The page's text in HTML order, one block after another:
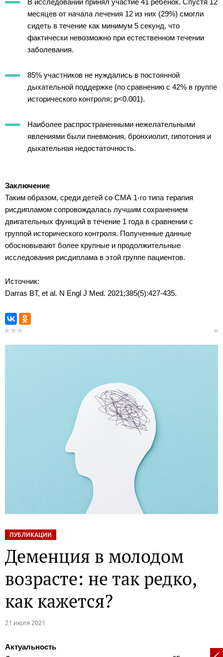
месяцев от начала лечения 12 из них (29%) смогли
сидеть в течение как минимум 5 секунд, что
фактически невозможно при естественном течении
заболевания.
85% участников не нуждались в постоянной
дыхательной поддержке (по сравнению с 42% в группе
исторического контроля; p<0.001).
Наиболее распространенными нежелательными
явлениями были пневмония, бронхиолит, гипотония и
дыхательная недостаточность.
Заключение
Таким образом, среди детей со СМА 1-го типа терапия
рисдипламом сопровождалась лучшим сохранением
двигательных функций в течение 1 года в сравнении с
группой исторического контроля. Полученные данные
обосновывают более крупные и продолжительные
исследования рисдиплама в этой группе пациентов.
Источник:
Darras BT, et al. N Engl J Med. 2021;385(5):427-435.
(0)
ПУБЛИКАЦИИ
Деменция в молодом
возрасте: не так редко,
как кажется?
21 июля 2021
Актуальность